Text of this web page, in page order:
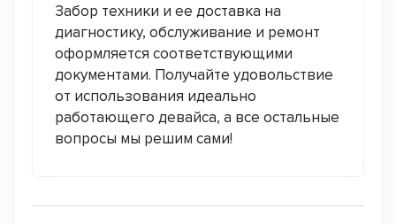
Забор техники и ее доставка на
диагностику, обслуживание и ремонт
оформляется соответствующими
документами. Получайте удовольствие
от использования идеально
работающего девайса, а все остальные
вопросы мы решим сами!